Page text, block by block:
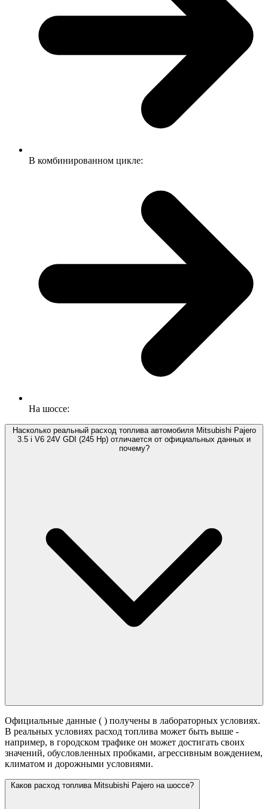
В комбинированном цикле:
На шоссе:
Насколько реальный расход топлива автомобиля Mitsubishi Pajero
3.5 i V6 24V GDI (245 Hp) отличается от официальных данных и
почему?
Официальные данные ( ) получены в лабораторных условиях.
В реальных условиях расход топлива может быть выше -
например, в городском трафике он может достигать своих
значений, обусловленных пробками, агрессивным вождением,
климатом и дорожными условиями.
Каков расход топлива Mitsubishi Pajero на шоссе?